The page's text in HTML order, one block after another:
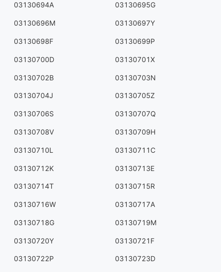
03130694A 03130695G
03130696M 03130697Y
03130698F 03130699P
03130700D 03130701X
03130702B 03130703N
03130704J 03130705Z
03130706S 03130707Q
03130708V 03130709H
03130710L 03130711C
03130712K 03130713E
03130714T 03130715R
03130716W 03130717A
03130718G 03130719M
03130720Y 03130721F
03130722P 03130723D